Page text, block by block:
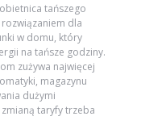
tańszego
dla
w domu, który
na tańsze godziny.
zużywa najwięcej
magazynu
dużymi
taryfy trzeba